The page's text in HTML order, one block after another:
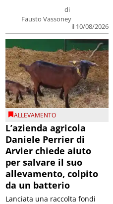
di
Fausto Vassoney
il 10/08/2026
ALLEVAMENTO
L’azienda agricola
Daniele Perrier di
Arvier chiede aiuto
per salvare il suo
allevamento, colpito
da un batterio
Lanciata una raccolta fondi